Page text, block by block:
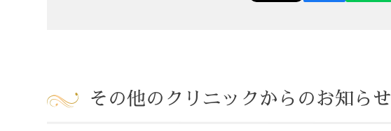
その他のクリニックからのお知らせ